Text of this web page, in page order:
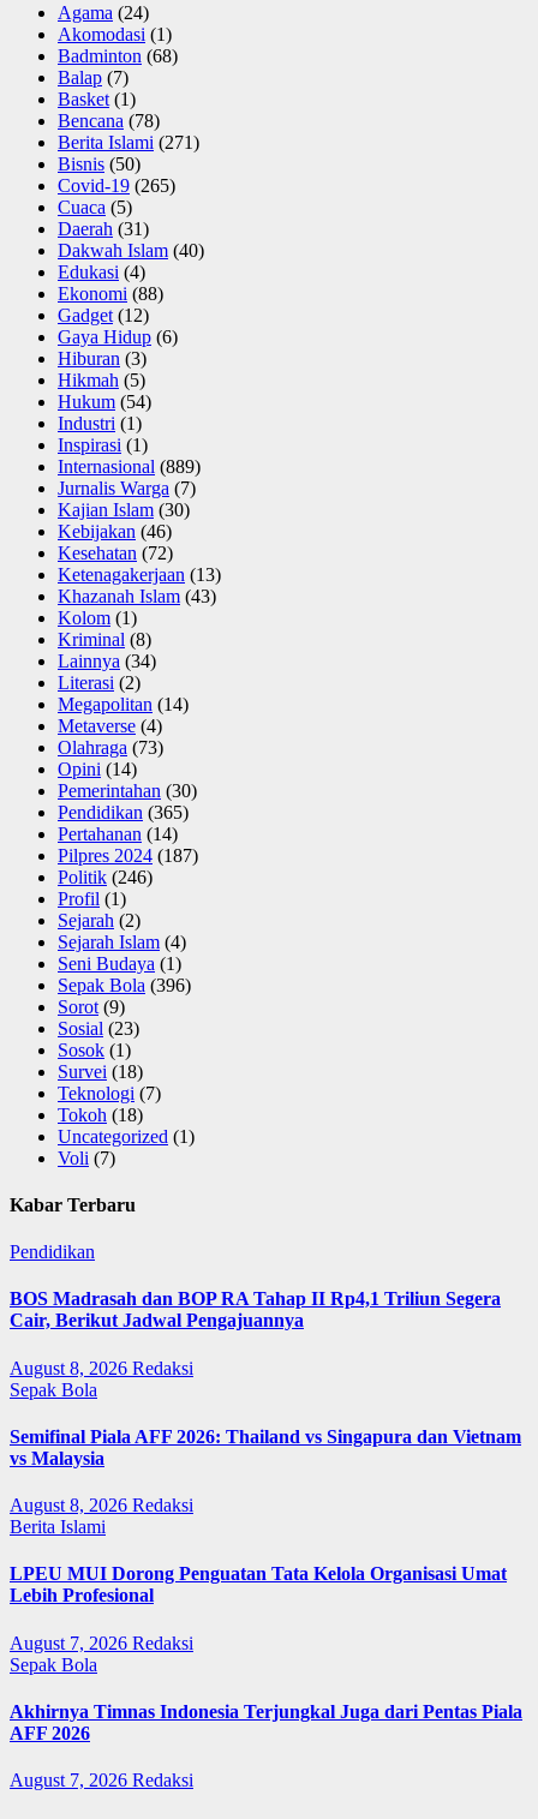
Agama (24)
Akomodasi (1)
Badminton (68)
Balap (7)
Basket (1)
Bencana (78)
Berita Islami (271)
Bisnis (50)
Covid-19 (265)
Cuaca (5)
Daerah (31)
Dakwah Islam (40)
Edukasi (4)
Ekonomi (88)
Gadget (12)
Gaya Hidup (6)
Hiburan (3)
Hikmah (5)
Hukum (54)
Industri (1)
Inspirasi (1)
Internasional (889)
Jurnalis Warga (7)
Kajian Islam (30)
Kebijakan (46)
Kesehatan (72)
Ketenagakerjaan (13)
Khazanah Islam (43)
Kolom (1)
Kriminal (8)
Lainnya (34)
Literasi (2)
Megapolitan (14)
Metaverse (4)
Olahraga (73)
Opini (14)
Pemerintahan (30)
Pendidikan (365)
Pertahanan (14)
Pilpres 2024 (187)
Politik (246)
Profil (1)
Sejarah (2)
Sejarah Islam (4)
Seni Budaya (1)
Sepak Bola (396)
Sorot (9)
Sosial (23)
Sosok (1)
Survei (18)
Teknologi (7)
Tokoh (18)
Uncategorized (1)
Voli (7)
Kabar Terbaru
Pendidikan
BOS Madrasah dan BOP RA Tahap II Rp4,1 Triliun Segera
Cair, Berikut Jadwal Pengajuannya
August 8, 2026 Redaksi
Sepak Bola
Semifinal Piala AFF 2026: Thailand vs Singapura dan Vietnam
vs Malaysia
August 8, 2026 Redaksi
Berita Islami
LPEU MUI Dorong Penguatan Tata Kelola Organisasi Umat
Lebih Profesional
August 7, 2026 Redaksi
Sepak Bola
Akhirnya Timnas Indonesia Terjungkal Juga dari Pentas Piala
AFF 2026
August 7, 2026 Redaksi